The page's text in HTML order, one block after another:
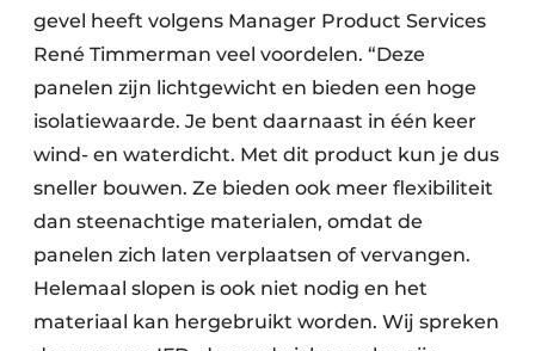
gevel heeft volgens Manager Product Services
René Timmerman veel voordelen. “Deze
panelen zijn lichtgewicht en bieden een hoge
isolatiewaarde. Je bent daarnaast in één keer
wind- en waterdicht. Met dit product kun je dus
sneller bouwen. Ze bieden ook meer flexibiliteit
dan steenachtige materialen, omdat de
panelen zich laten verplaatsen of vervangen.
Helemaal slopen is ook niet nodig en het
materiaal kan hergebruikt worden. Wij spreken